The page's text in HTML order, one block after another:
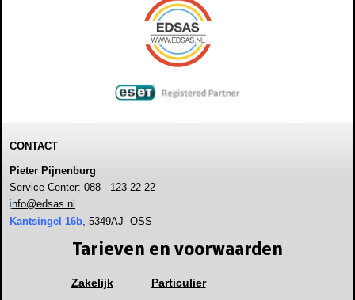
CONTACT
Pieter Pijnenburg
Service Center: 088 - 123 22 22
info@edsas.nl
Kantsingel 16b , 5349AJ OSS
Tarieven en voorwaarden
Zakelijk
Particulier